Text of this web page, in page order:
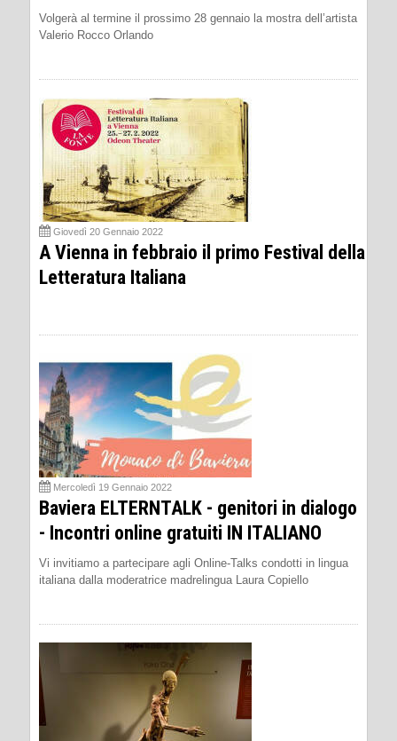
Volgerà al termine il prossimo 28 gennaio la mostra dell’artista
Valerio Rocco Orlando
Giovedì 20 Gennaio 2022
A Vienna in febbraio il primo Festival della
Letteratura Italiana
Mercoledì 19 Gennaio 2022
Baviera ELTERNTALK - genitori in dialogo
- Incontri online gratuiti IN ITALIANO
Vi invitiamo a partecipare agli Online-Talks condotti in lingua
italiana dalla moderatrice madrelingua Laura Copiello